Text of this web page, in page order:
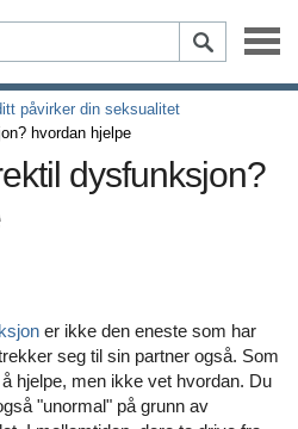
ditt påvirker din
og erektil dysfunksjon
påvirker din seksualitet
hvordan hjelpe
dysfunksjon?
er ikke den eneste som har
seg til sin partner også. Som
hjelpe, men ikke vet hvordan. Du
"unormal" på grunn av